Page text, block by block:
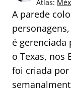
p
o
r
:
Atlas:
A parede
é gerenciada
o Texas, nos
foi criada por